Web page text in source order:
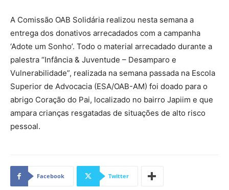
A Comissão OAB Solidária realizou nesta semana a
entrega dos donativos arrecadados com a campanha
‘Adote um Sonho’. Todo o material arrecadado durante a
palestra “Infância & Juventude – Desamparo e
Vulnerabilidade”, realizada na semana passada na Escola
Superior de Advocacia (ESA/OAB-AM) foi doado para o
abrigo Coração do Pai, localizado no bairro Japiim e que
ampara crianças resgatadas de situações de alto risco
pessoal.
Facebook Twitter